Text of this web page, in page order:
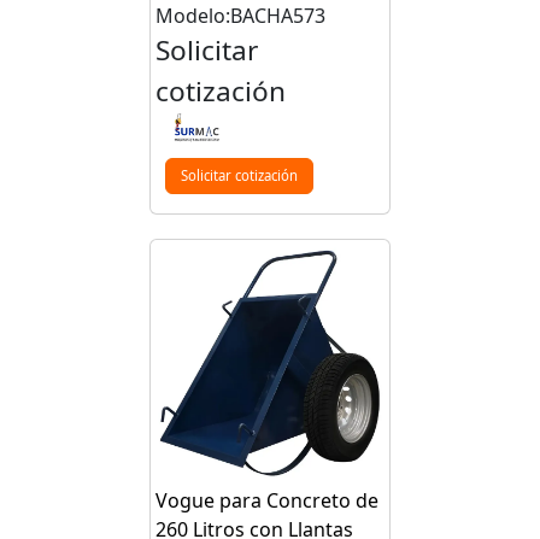
Modelo:BACHA573
Solicitar
cotización
Solicitar cotización
Vogue para Concreto de
260 Litros con Llantas